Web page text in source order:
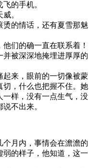
的手机。
。
的情话，还有夏雪那魅
们的确一直在联系着！
并被深深地掩埋进厚厚的
来，眼前的一切像被蒙
切，什么也把握不住。她
一样，没有一点生气，没
不出来。
月内，事情会在澹澹的
的样子，他知道，这一